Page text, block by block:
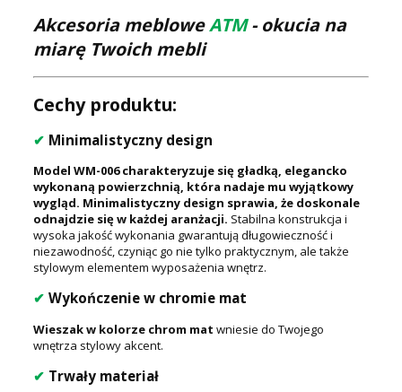
Akcesoria mebloweATM- okucia na
miarę Twoich mebli
Cechy produktu:
✔ Minimalistyczny design
Model WM-006 charakteryzuje się gładką, elegancko
wykonaną powierzchnią, która nadaje mu wyjątkowy
wygląd. Minimalistyczny design sprawia, że doskonale
odnajdzie się w każdej aranżacji. Stabilna konstrukcja i
wysoka jakość wykonania gwarantują długowieczność i
niezawodność, czyniąc go nie tylko praktycznym, ale także
stylowym elementem wyposażenia wnętrz.
✔ Wykończenie w chromie mat
Wieszak w kolorze chrom mat wniesie do Twojego
wnętrza stylowy akcent.
✔ Trwały materiał